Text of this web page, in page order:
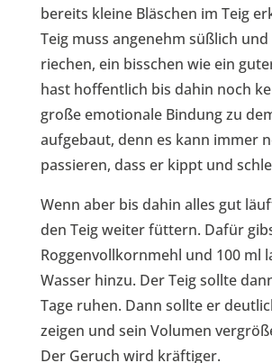
bereits kleine Bläschen im Teig
Teig muss angenehm süßlich
riechen, ein bisschen wie ein
hast hoffentlich bis dahin noch
große emotionale Bindung zu
aufgebaut, denn es kann immer
passieren, dass er kippt und
Wenn aber bis dahin alles gut
den Teig weiter füttern. Dafür
Roggenvollkornmehl und 100 ml
Wasser hinzu. Der Teig sollte
Tage ruhen. Dann sollte er
zeigen und sein Volumen
Der Geruch wird kräftiger.